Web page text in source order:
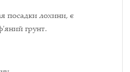
посадки лохини, є
грунт.